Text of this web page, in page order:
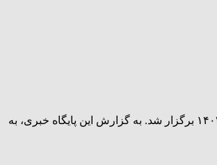
در راستای ارتباط مستقیم و چهره به چهره با شهروندان و پیگیری مشکلات آنها جلسه ملاقات عمومی با مدیر منطقه یک اهواز صبح امروز(دوشنبه) مورخ ۹ مهر ۱۴۰۳ برگزار شد. به گزارش این پایگاه خبری، به